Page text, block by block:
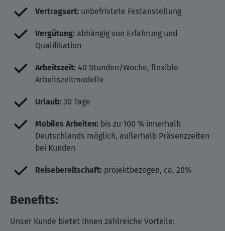
Vertragsart: unbefristete Festanstellung
Vergütung: abhängig von Erfahrung und
Qualifikation
Arbeitszeit: 40 Stunden/Woche, flexible
Arbeitszeitmodelle
Urlaub: 30 Tage
Mobiles Arbeiten: bis zu 100 % innerhalb
Deutschlands möglich, außerhalb Präsenzzeiten
bei Kunden
Reisebereitschaft: projektbezogen, ca. 20%
Benefits:
Unser Kunde bietet Ihnen zahlreiche Vorteile: